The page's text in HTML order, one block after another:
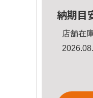
納期目
店舗在